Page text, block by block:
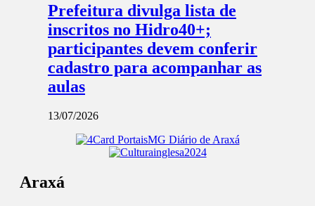
Prefeitura divulga lista de
inscritos no Hidro40+;
participantes devem conferir
cadastro para acompanhar as
aulas
13/07/2026
Araxá